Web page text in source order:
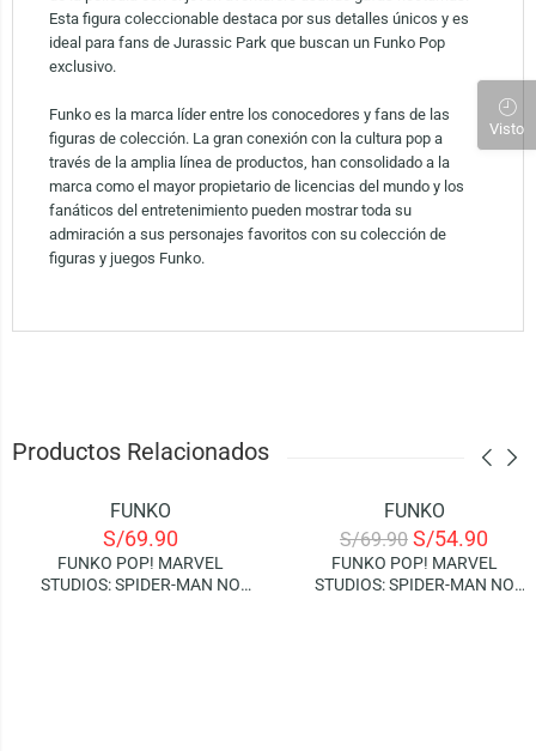
Esta figura coleccionable destaca por sus detalles únicos y es
ideal para fans de Jurassic Park que buscan un Funko Pop
exclusivo.
Funko es la marca líder entre los conocedores y fans de las
figuras de colección. La gran conexión con la cultura pop a
través de la amplia línea de productos, han consolidado a la
marca como el mayor propietario de licencias del mundo y los
fanáticos del entretenimiento pueden mostrar toda su
admiración a sus personajes favoritos con su colección de
figuras y juegos Funko.
Productos Relacionados
FUNKO
S/69.90
FUNKO POP! MARVEL
STUDIOS: SPIDER-MAN NO
FUNKO
S/69.90 S/54.90
FUNKO POP! MARVEL
STUDIOS: SPIDER-MAN NO
Visto